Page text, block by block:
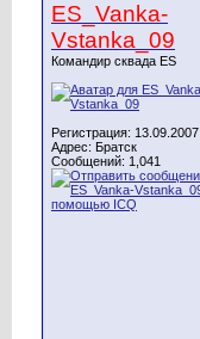
ES_Vanka-
Vstanka_09
Командир сквада ES
Регистрация: 13.09.2007
Адрес: Братск
Сообщений: 1,041